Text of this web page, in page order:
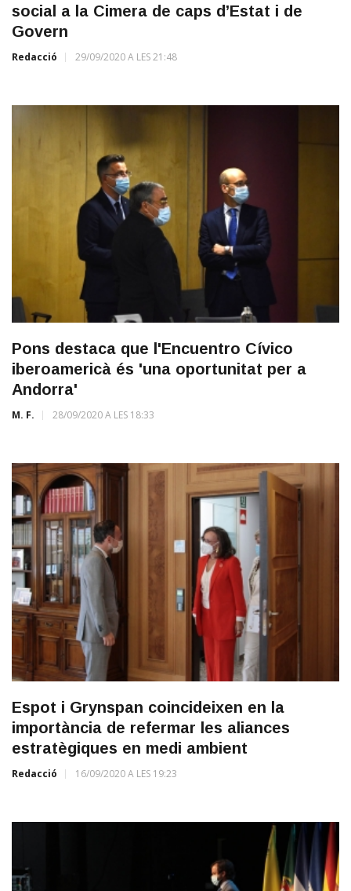
social a la Cimera de caps d’Estat i de
Govern
Redacció 29/09/2020 A LES 21:48
Pons destaca que l'Encuentro Cívico
iberoamericà és 'una oportunitat per a
Andorra'
M. F. 28/09/2020 A LES 18:33
Espot i Grynspan coincideixen en la
importància de refermar les aliances
estratègiques en medi ambient
Redacció 16/09/2020 A LES 19:23